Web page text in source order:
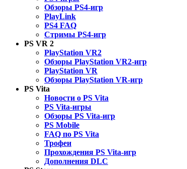
Обзоры PS4-игр
PlayLink
PS4 FAQ
Стримы PS4-игр
PS VR 2
PlayStation VR2
Обзоры PlayStation VR2-игр
PlayStation VR
Обзоры PlayStation VR-игр
PS Vita
Новости о PS Vita
PS Vita-игры
Обзоры PS Vita-игр
PS Mobile
FAQ по PS Vita
Трофеи
Прохождения PS Vita-игр
Дополнения DLC